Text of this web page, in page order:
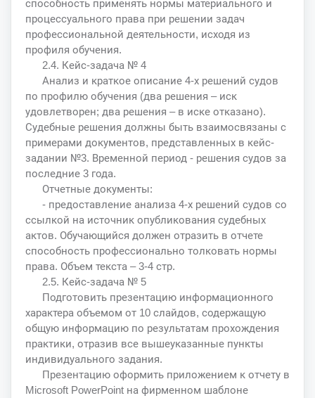
способность применять нормы материального и
процессуального права при решении задач
профессиональной деятельности, исходя из
профиля обучения.
2.4. Кейс-задача № 4
Анализ и краткое описание 4-х решений судов
по профилю обучения (два решения – иск
удовлетворен; два решения – в иске отказано).
Судебные решения должны быть взаимосвязаны с
примерами документов, представленных в кейс-
задании №3. Временной период - решения судов за
последние 3 года.
Отчетные документы:
- предоставление анализа 4-х решений судов со
ссылкой на источник опубликования судебных
актов. Обучающийся должен отразить в отчете
способность профессионально толковать нормы
права. Объем текста – 3-4 стр.
2.5. Кейс-задача № 5
Подготовить презентацию информационного
характера объемом от 10 слайдов, содержащую
общую информацию по результатам прохождения
практики, отразив все вышеуказанные пункты
индивидуального задания.
Презентацию оформить приложением к отчету в
Microsoft PowerPoint на фирменном шаблоне